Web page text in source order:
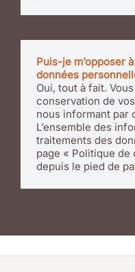
Puis-je m’opposer
données
Oui, tout à fait.
conservation de
nous informant par
L’ensemble des
traitements des
page « Politique
depuis le pied de